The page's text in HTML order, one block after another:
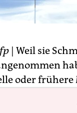
| Weil sie
oder